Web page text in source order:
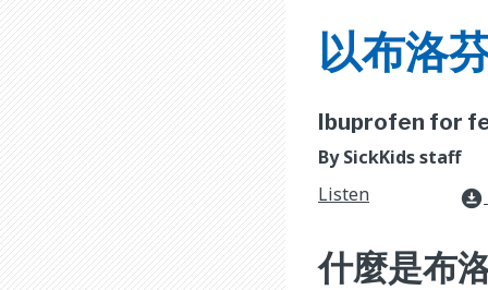
以布洛
Ibuprofen for
By SickKids staff
Listen
download_for_offline
什麼是布